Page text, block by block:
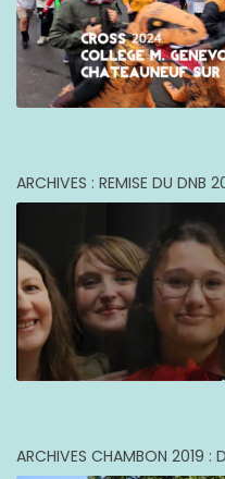
ARCHIVES : REMISE DU DNB
ARCHIVES CHAMBON 2019 :